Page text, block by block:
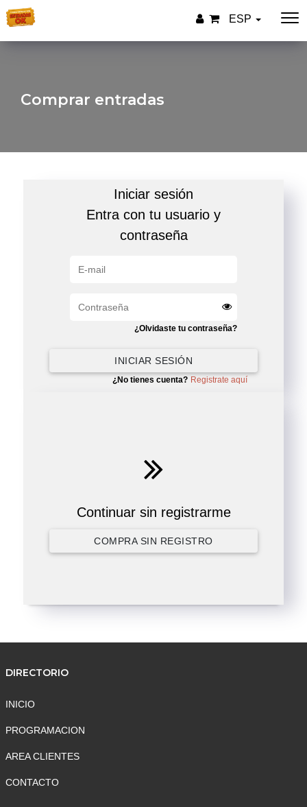
ESP
Comprar entradas
Iniciar sesión
Entra con tu usuario y
contraseña
¿Olvidaste tu contraseña?
INICIAR SESIÓN
¿No tienes cuenta? Registrate aquí
Continuar sin registrarme
COMPRA SIN REGISTRO
DIRECTORIO
INICIO
PROGRAMACION
AREA CLIENTES
CONTACTO